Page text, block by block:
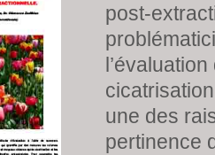
post-
l’évaluation
une des
pertinence